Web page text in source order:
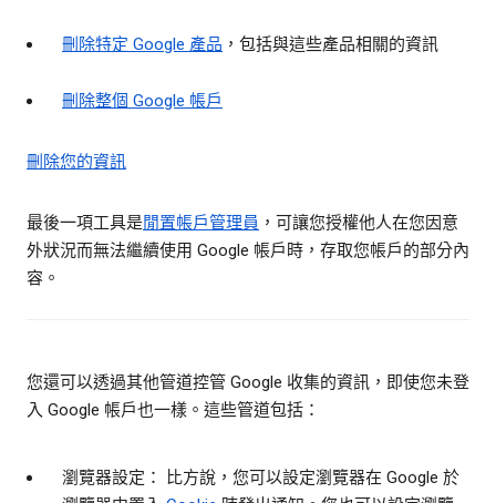
刪除特定 Google 產品 ，包括與這些產品相關的資訊
刪除整個 Google 帳戶
刪除您的資訊
最後一項工具是閒置帳戶管理員 ，可讓您授權他人在您因意
外狀況而無法繼續使用 Google 帳戶時，存取您帳戶的部分內
容。
您還可以透過其他管道控管 Google 收集的資訊，即使您未登
入 Google 帳戶也一樣。這些管道包括：
瀏覽器設定： 比方說，您可以設定瀏覽器在 Google 於